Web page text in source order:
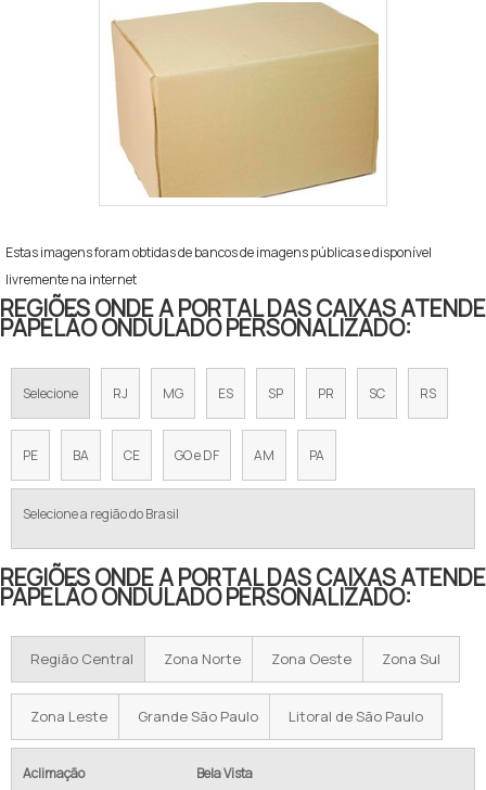
Estas imagens foram obtidas de bancos de imagens públicas e disponível
livremente na internet
REGIÕES ONDE A PORTAL DAS CAIXAS ATENDE
PAPELÃO ONDULADO PERSONALIZADO:
Selecione RJ MG ES SP PR SC RS
PE BA CE GO e DF AM PA
Selecione a região do Brasil
REGIÕES ONDE A PORTAL DAS CAIXAS ATENDE
PAPELÃO ONDULADO PERSONALIZADO:
Região Central Zona Norte Zona Oeste Zona Sul
Zona Leste Grande São Paulo Litoral de São Paulo
Aclimação
Bela Vista